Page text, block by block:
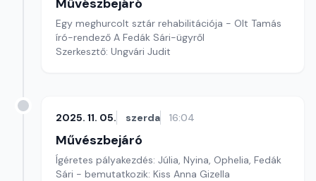
Művészbejáró
Egy meghurcolt sztár rehabilitációja - Olt Tamás
író-rendező A Fedák Sári-ügyről
Szerkesztő: Ungvári Judit
2025. 11. 05. szerda 16:04
Művészbejáró
Ígéretes pályakezdés: Júlia, Nyina, Ophelia, Fedák
Sári - bemutatkozik: Kiss Anna Gizella